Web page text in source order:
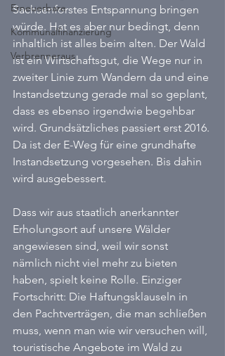
Erneuerbare
Kommunalfinanzierung
Verbrenneraus
Sachsenforstes Entspannung bringen
würde. Hat es aber nur bedingt, denn
inhaltlich ist alles beim alten. Der Wald
ist ein Wirtschaftsgut, die Wege nur in
zweiter Linie zum Wandern da und eine
Instandsetzung gerade mal so geplant,
dass es ebenso irgendwie begehbar
wird. Grundsätzliches passiert erst 2016.
Da ist der E-Weg für eine grundhafte
Instandsetzung vorgesehen. Bis dahin
wird ausgebessert.
Dass wir aus staatlich anerkannter
Erholungsort auf unsere Wälder
angewiesen sind, weil wir sonst
nämlich nicht viel mehr zu bieten
haben, spielt keine Rolle. Einziger
Fortschritt: Die Haftungsklauseln in
den Pachtverträgen, die man schließen
muss, wenn man wie wir versuchen will,
touristische Angebote im Wald zu